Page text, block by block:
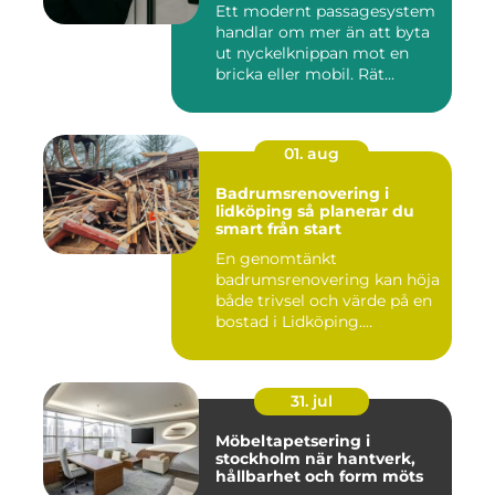
Ett modernt passagesystem
handlar om mer än att byta
ut nyckelknippan mot en
bricka eller mobil. Rät...
01. aug
Badrumsrenovering i
lidköping så planerar du
smart från start
En genomtänkt
badrumsrenovering kan höja
både trivsel och värde på en
bostad i Lidköping.
31. jul
Möbeltapetsering i
stockholm när hantverk,
hållbarhet och form möts